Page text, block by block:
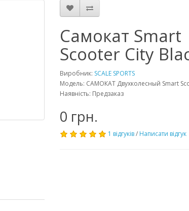
Самокат Smart
Scooter City
Виробник: SCALE SPORTS
Модель: САМОКАТ Двухколесный Smart
Наявність: Предзаказ
0 грн.
1 відгуків/ Написати відгук